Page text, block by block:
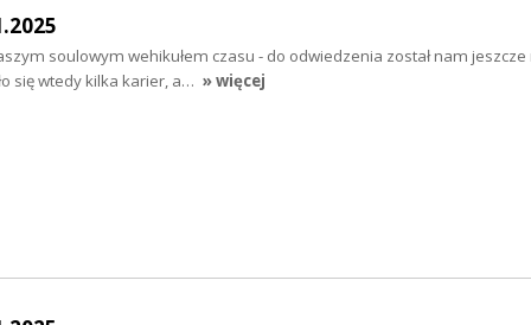
soulowym wehikułem czasu - do odwiedzenia został nam jeszcze
się wtedy kilka karier, a… » więcej